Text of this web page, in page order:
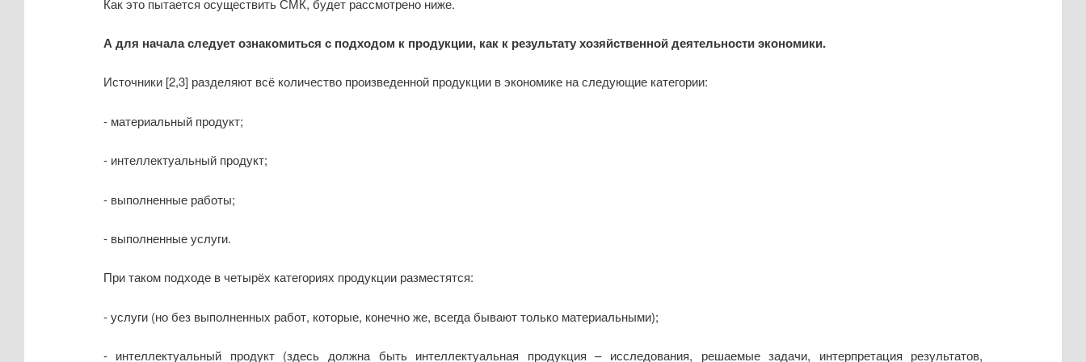
А для начала следует ознакомиться с подходом к продукции, как к результату хозяйственной деятельности экономики.
Источники [2,3] разделяют всё количество произведенной продукции в экономике на следующие категории:
- материальный продукт;
- интеллектуальный продукт;
- выполненные работы;
- выполненные услуги.
При таком подходе в четырёх категориях продукции разместятся:
- услуги (но без выполненных работ, которые, конечно же, всегда бывают только материальными);
- интеллектуальный продукт (здесь должна быть интеллектуальная продукция – исследования, решаемые задачи, интерпретация результатов,